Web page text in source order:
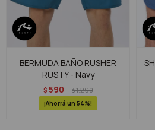
BERMUDA BAÑO RUSHER
RUSTY - Navy
$ 590 $1.290
54